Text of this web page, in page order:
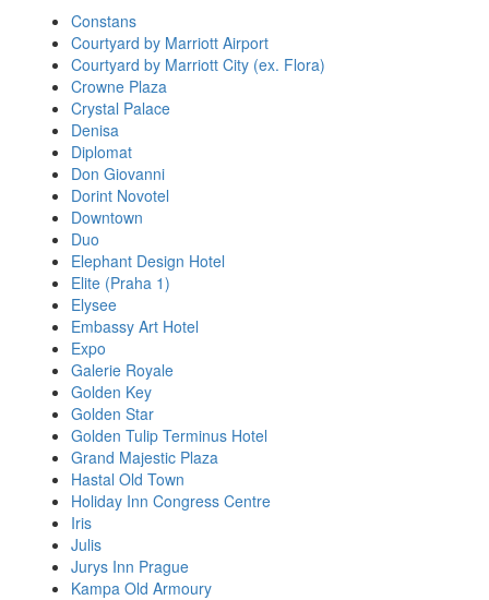
Constans
Courtyard by Marriott Airport
Courtyard by Marriott City (ex. Flora)
Crowne Plaza
Crystal Palace
Denisa
Diplomat
Don Giovanni
Dorint Novotel
Downtown
Duo
Elephant Design Hotel
Elite (Praha 1)
Elysee
Embassy Art Hotel
Expo
Galerie Royale
Golden Key
Golden Star
Golden Tulip Terminus Hotel
Grand Majestic Plaza
Hastal Old Town
Holiday Inn Congress Centre
Iris
Julis
Jurys Inn Prague
Kampa Old Armoury